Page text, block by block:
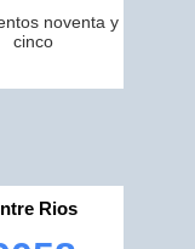
noventa y
cinco
Rios